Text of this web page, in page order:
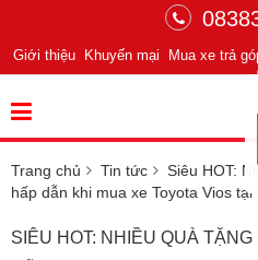
Giới thiệu Khuyến mại Mua xe trả
Trang chủ Tin tức
Siêu HOT:
hấp dẫn khi mua xe Toyota Vios
SIÊU HOT: NHIỀU QUÀ